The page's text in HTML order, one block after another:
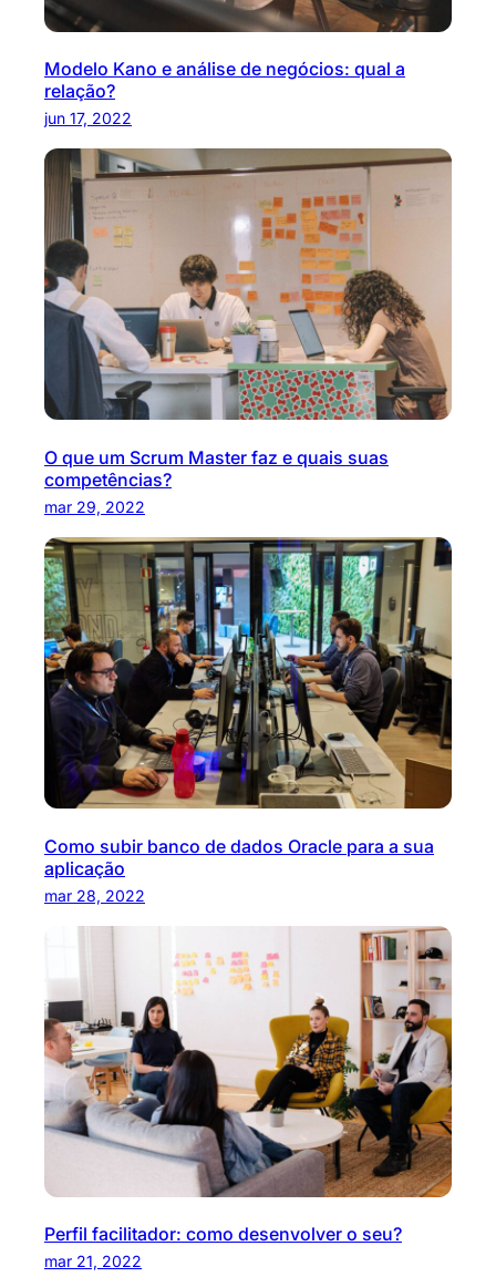
Modelo Kano e análise de negócios: qual a
relação?
jun 17, 2022
O que um Scrum Master faz e quais suas
competências?
mar 29, 2022
Como subir banco de dados Oracle para a sua
aplicação
mar 28, 2022
Perfil facilitador: como desenvolver o seu?
mar 21, 2022